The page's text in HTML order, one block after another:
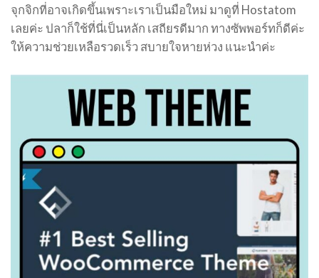
จุกจิกที่อาจเกิดขึ้นเพราะเราเป็นมือใหม่ มาดูที่ Hostatom
เลยค่ะ ปลาก็ใช้ที่นี่เป็นหลัก เสถียรดีมาก ทางซัพพอร์ทก็ดีค่ะ
ให้ความช่วยเหลือรวดเร็ว สบายใจหายห่วง แนะนำค่ะ